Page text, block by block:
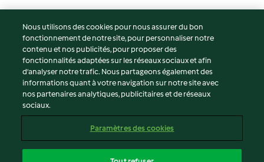
© Copyright 2026
Conditions d'utilisation
Politique de confidentialité
Non-responsabilité
Mentions légales
Contenu du rapport
Nous utilisons des cookies pour nous assurer du bon
fonctionnement de notre site, pour personnaliser notre
contenu et nos publicités, pour proposer des
fonctionnalités adaptées sur les réseaux sociaux et afin
d’analyser notre trafic. Nous partageons également des
informations quant à votre navigation sur notre site avec
nos partenaires analytiques, publicitaires et de réseaux
sociaux.
Paramètres des cookies